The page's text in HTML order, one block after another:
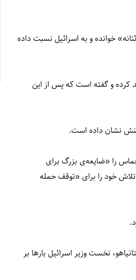
خوانده و به اسرائيل نسبت داده
کرده و گفته است که پس از این
نشان داده است.
را «ضایعه‌ی بزرگ برای
خود را برای «توقف حمله
نخست وزیر اسرائيل بارها بر